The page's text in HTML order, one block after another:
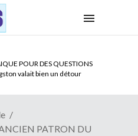
POUR DES QUESTIONS
Kingston valait bien un détour
DU SENAT BENINOIS :
sans partir !
PATRON DU